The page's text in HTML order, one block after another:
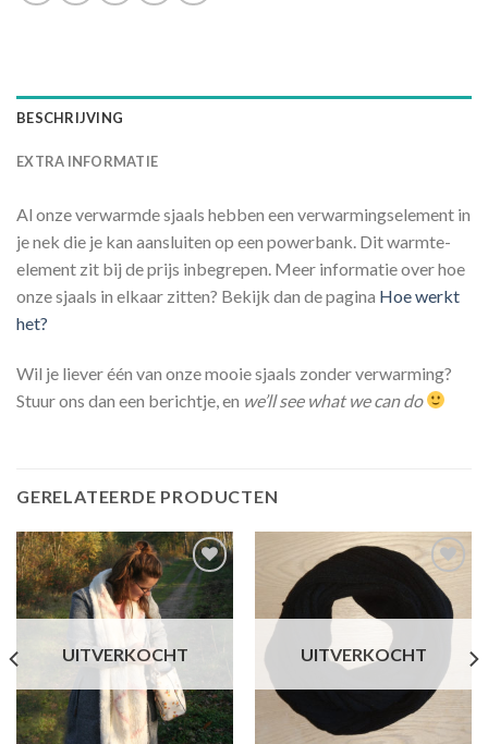
BESCHRIJVING
EXTRA INFORMATIE
Al onze verwarmde sjaals hebben een verwarmingselement in
je nek die je kan aansluiten op een powerbank. Dit warmte-
element zit bij de prijs inbegrepen. Meer informatie over hoe
onze sjaals in elkaar zitten? Bekijk dan de pagina Hoe werkt
het?
Wil je liever één van onze mooie sjaals zonder verwarming?
Stuur ons dan een berichtje, en we’ll see what we can do
GERELATEERDE PRODUCTEN
Toevoegen
wensenlijst
UITVERKOCHT
Toevoegen
wensenlijst
UITVERKOCHT